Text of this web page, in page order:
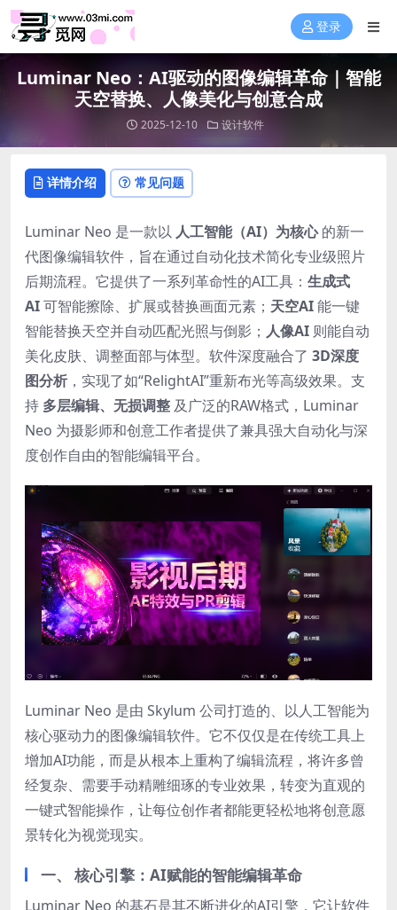
登录
Luminar Neo：AI驱动的图像编辑革命｜智能
天空替换、人像美化与创意合成
2025-12-10 设计软件
详情介绍 常见问题
Luminar Neo 是一款以 人工智能（AI）为核心的新一
代图像编辑软件，旨在通过自动化技术简化专业级照片
后期流程。它提供了一系列革命性的AI工具： 生成式
AI可智能擦除、扩展或替换画面元素； 天空AI能一键
智能替换天空并自动匹配光照与倒影； 人像AI 则能自动
美化皮肤、调整面部与体型。软件深度融合了 3D深度
图分析 ，实现了如“RelightAI”重新布光等高级效果。支
持 多层编辑、无损调整 及广泛的RAW格式，Luminar
Neo 为摄影师和创意工作者提供了兼具强大自动化与深
度创作自由的智能编辑平台。
Luminar Neo 是由 Skylum 公司打造的、以人工智能为
核心驱动力的图像编辑软件。它不仅仅是在传统工具上
增加AI功能，而是从根本上重构了编辑流程，将许多曾
经复杂、需要手动精雕细琢的专业效果，转变为直观的
一键式智能操作，让每位创作者都能更轻松地将创意愿
景转化为视觉现实。
一、 核心引擎：AI赋能的智能编辑革命
Luminar Neo 的基石是其不断进化的AI引擎，它让软件